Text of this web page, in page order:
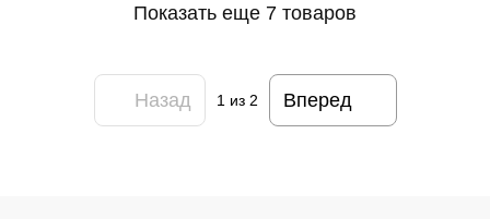
Показать еще 7 товаров
Назад 1из 2 Вперед